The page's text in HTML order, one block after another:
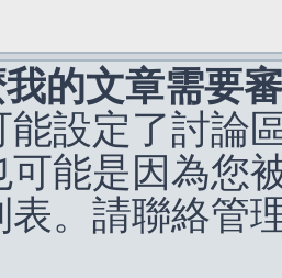
的文章需要
能設定了討論
可能是因為您
表。請聯絡管